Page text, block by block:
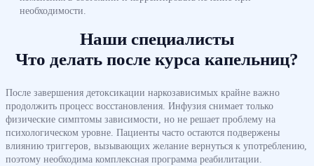
необходимости.
Наши специалисты
Что делать после курса капельниц?
После завершения детоксикации наркозависимых крайне важно
продолжить процесс восстановления. Инфузия снимает только
физические симптомы зависимости, но не решает проблему на
психологическом уровне. Пациенты часто остаются подвержены
влиянию триггеров, вызывающих желание вернуться к употреблению,
поэтому необходима комплексная программа реабилитации.